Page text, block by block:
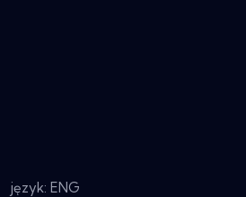
język: ENG